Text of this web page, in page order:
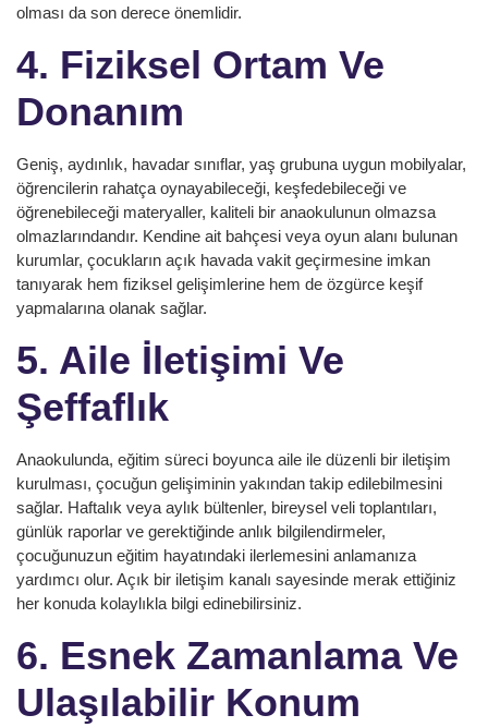
olması da son derece önemlidir.
4. Fiziksel Ortam Ve
Donanım
Geniş, aydınlık, havadar sınıflar, yaş grubuna uygun mobilyalar,
öğrencilerin rahatça oynayabileceği, keşfedebileceği ve
öğrenebileceği materyaller, kaliteli bir anaokulunun olmazsa
olmazlarındandır. Kendine ait bahçesi veya oyun alanı bulunan
kurumlar, çocukların açık havada vakit geçirmesine imkan
tanıyarak hem fiziksel gelişimlerine hem de özgürce keşif
yapmalarına olanak sağlar.
5. Aile İletişimi Ve
Şeffaflık
Anaokulunda, eğitim süreci boyunca aile ile düzenli bir iletişim
kurulması, çocuğun gelişiminin yakından takip edilebilmesini
sağlar. Haftalık veya aylık bültenler, bireysel veli toplantıları,
günlük raporlar ve gerektiğinde anlık bilgilendirmeler,
çocuğunuzun eğitim hayatındaki ilerlemesini anlamanıza
yardımcı olur. Açık bir iletişim kanalı sayesinde merak ettiğiniz
her konuda kolaylıkla bilgi edinebilirsiniz.
6. Esnek Zamanlama Ve
Ulaşılabilir Konum